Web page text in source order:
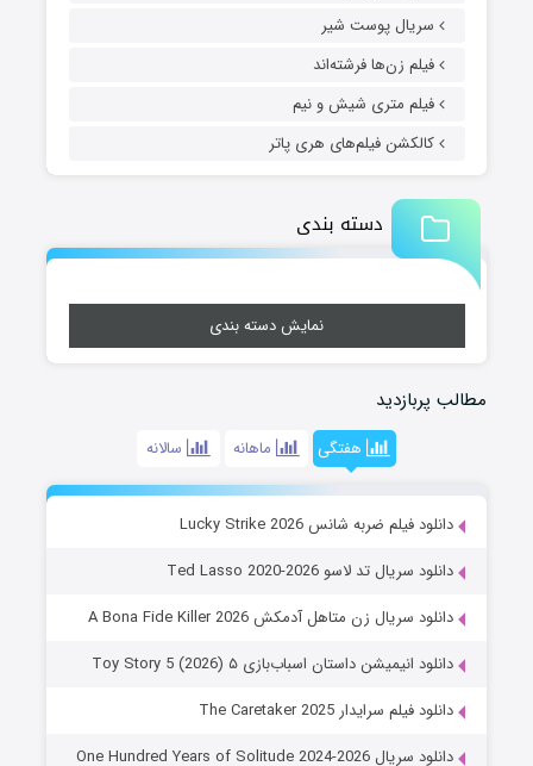
سریال پوست شیر
فیلم زن‌ها فرشته‌اند
فیلم متری شیش و نیم
کالکشن فیلم‌های هری پاتر
دسته بندی
نمایش دسته بندی
مطالب پربازدید
هفتگی ماهانه سالانه
دانلود فیلم ضربه شانس Lucky Strike 2026
دانلود سریال تد لاسو Ted Lasso 2020-2026
دانلود سریال زن متاهل آدمکش A Bona Fide Killer 2026
دانلود انیمیشن داستان اسباب‌بازی ۵ Toy Story 5 (2026)
دانلود فیلم سرایدار The Caretaker 2025
دانلود سریال One Hundred Years of Solitude 2024-2026